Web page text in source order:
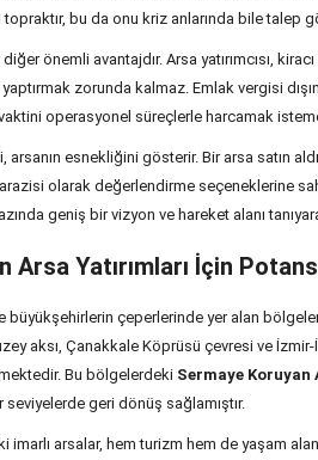
topraktır, bu da onu kriz anlarında bile talep
önemli avantajdır. Arsa yatırımcısı,
zorunda kalmaz. Emlak vergisi
operasyonel süreçlerle harcamak
esnekliğini gösterir. Bir arsa satın
olarak değerlendirme seçeneklerine
geniş bir vizyon ve hareket alanı
Arsa Yatırımları İçin
büyükşehirlerin çeperlerinde yer alan
aksı, Çanakkale Köprüsü çevresi ve
Bu bölgelerdeki Sermaye Koruyan
seviyelerde geri dönüş sağlamıştır.
imarlı arsalar, hem turizm hem de yaşam